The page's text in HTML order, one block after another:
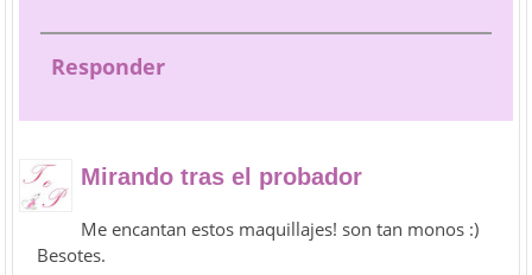
Responder
Mirando tras el probador
Me encantan estos maquillajes! son tan monos :)
Besotes.